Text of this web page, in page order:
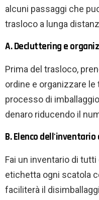
alcuni passaggi che
trasloco a lunga
A. Decluttering e
Prima del trasloco,
ordine e organizzare
processo di
denaro riducendo il
B. Elenco
Fai un inventario di
etichetta ogni scatola
faciliterà il